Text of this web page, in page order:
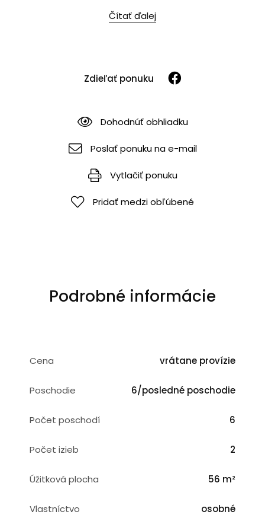
Čítať ďalej
Zdieľať ponuku
Dohodnúť obhliadku
Poslať ponuku na e-mail
Vytlačiť ponuku
Pridať medzi obľúbené
Podrobné informácie
Cena vrátane provízie
Poschodie 6/posledné poschodie
Počet poschodí 6
Počet izieb 2
Úžitková plocha 56 m²
Vlastníctvo osobné